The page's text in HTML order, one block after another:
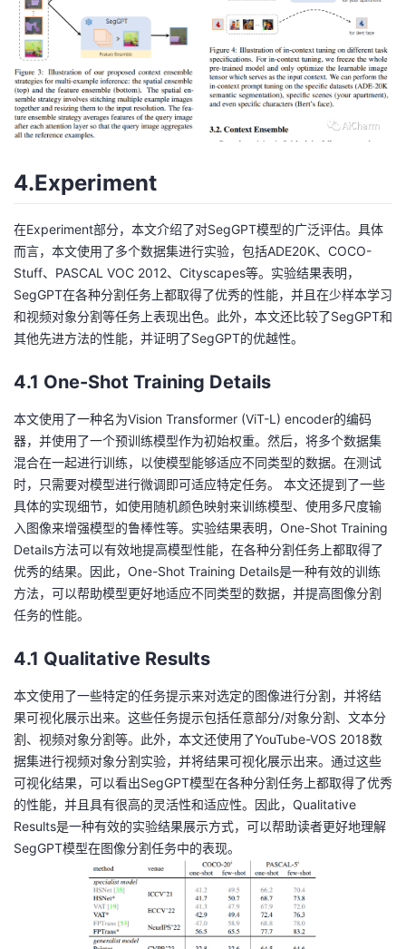
4.Experiment
在Experiment部分，本文介绍了对SegGPT模型的广泛评估。具体
而言，本文使用了多个数据集进行实验，包括ADE20K、COCO-
Stuff、PASCAL VOC 2012、Cityscapes等。实验结果表明，
SegGPT在各种分割任务上都取得了优秀的性能，并且在少样本学习
和视频对象分割等任务上表现出色。此外，本文还比较了SegGPT和
其他先进方法的性能，并证明了SegGPT的优越性。
4.1 One-Shot Training Details
本文使用了一种名为Vision Transformer (ViT-L) encoder的编码
器，并使用了一个预训练模型作为初始权重。然后，将多个数据集
混合在一起进行训练，以使模型能够适应不同类型的数据。在测试
时，只需要对模型进行微调即可适应特定任务。 本文还提到了一些
具体的实现细节，如使用随机颜色映射来训练模型、使用多尺度输
入图像来增强模型的鲁棒性等。实验结果表明，One-Shot Training
Details方法可以有效地提高模型性能，在各种分割任务上都取得了
优秀的结果。因此，One-Shot Training Details是一种有效的训练
方法，可以帮助模型更好地适应不同类型的数据，并提高图像分割
任务的性能。
4.1 Qualitative Results
本文使用了一些特定的任务提示来对选定的图像进行分割，并将结
果可视化展示出来。这些任务提示包括任意部分/对象分割、文本分
割、视频对象分割等。此外，本文还使用了YouTube-VOS 2018数
据集进行视频对象分割实验，并将结果可视化展示出来。通过这些
可视化结果，可以看出SegGPT模型在各种分割任务上都取得了优秀
的性能，并且具有很高的灵活性和适应性。因此，Qualitative
Results是一种有效的实验结果展示方式，可以帮助读者更好地理解
SegGPT模型在图像分割任务中的表现。